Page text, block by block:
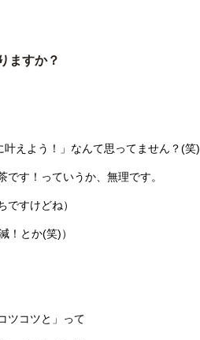
ますか？
叶えよう！」なんて思ってません？(笑)
です！っていうか、無理です。
ですけどね）
！とか(笑)）
ツコツと」って